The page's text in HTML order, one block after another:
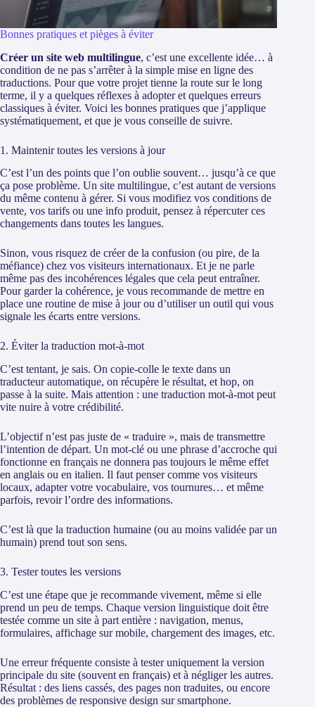
Bonnes pratiques et pièges à éviter
Créer un site web multilingue, c’est une excellente idée… à
condition de ne pas s’arrêter à la simple mise en ligne des
traductions. Pour que votre projet tienne la route sur le long
terme, il y a quelques réflexes à adopter et quelques erreurs
classiques à éviter. Voici les bonnes pratiques que j’applique
systématiquement, et que je vous conseille de suivre.
1. Maintenir toutes les versions à jour
C’est l’un des points que l’on oublie souvent… jusqu’à ce que
ça pose problème. Un site multilingue, c’est autant de versions
du même contenu à gérer. Si vous modifiez vos conditions de
vente, vos tarifs ou une info produit, pensez à répercuter ces
changements dans toutes les langues.
Sinon, vous risquez de créer de la confusion (ou pire, de la
méfiance) chez vos visiteurs internationaux. Et je ne parle
même pas des incohérences légales que cela peut entraîner.
Pour garder la cohérence, je vous recommande de mettre en
place une routine de mise à jour ou d’utiliser un outil qui vous
signale les écarts entre versions.
2. Éviter la traduction mot-à-mot
C’est tentant, je sais. On copie-colle le texte dans un
traducteur automatique, on récupère le résultat, et hop, on
passe à la suite. Mais attention : une traduction mot-à-mot peut
vite nuire à votre crédibilité.
L’objectif n’est pas juste de « traduire », mais de transmettre
l’intention de départ. Un mot-clé ou une phrase d’accroche qui
fonctionne en français ne donnera pas toujours le même effet
en anglais ou en italien. Il faut penser comme vos visiteurs
locaux, adapter votre vocabulaire, vos tournures… et même
parfois, revoir l’ordre des informations.
C’est là que la traduction humaine (ou au moins validée par un
humain) prend tout son sens.
3. Tester toutes les versions
C’est une étape que je recommande vivement, même si elle
prend un peu de temps. Chaque version linguistique doit être
testée comme un site à part entière : navigation, menus,
formulaires, affichage sur mobile, chargement des images, etc.
Une erreur fréquente consiste à tester uniquement la version
principale du site (souvent en français) et à négliger les autres.
Résultat : des liens cassés, des pages non traduites, ou encore
des problèmes de responsive design sur smartphone.